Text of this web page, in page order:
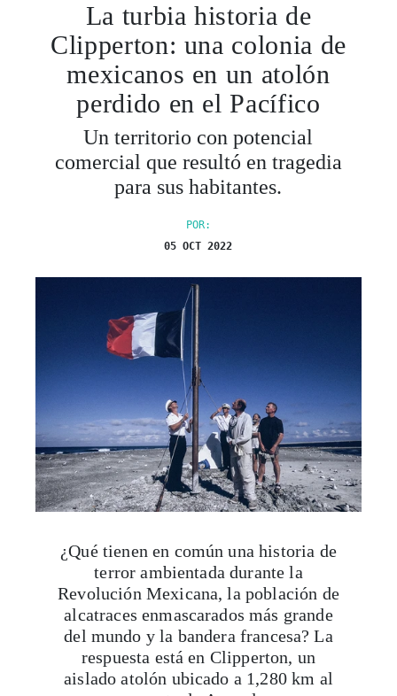
La turbia historia de
Clipperton: una colonia de
mexicanos en un atolón
perdido en el Pacífico
Un territorio con potencial
comercial que resultó en tragedia
para sus habitantes.
POR:
05 OCT 2022
¿Qué tienen en común una historia de
terror ambientada durante la
Revolución Mexicana, la población de
alcatraces enmascarados más grande
del mundo y la bandera francesa? La
respuesta está en Clipperton, un
aislado atolón ubicado a 1,280 km al